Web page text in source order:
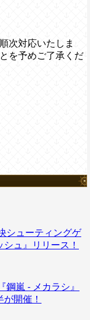
次対応いたしま
を予めご了承くだ
シューティングゲ
ュ』リリース！
嵐 - メカラシ』
開催！